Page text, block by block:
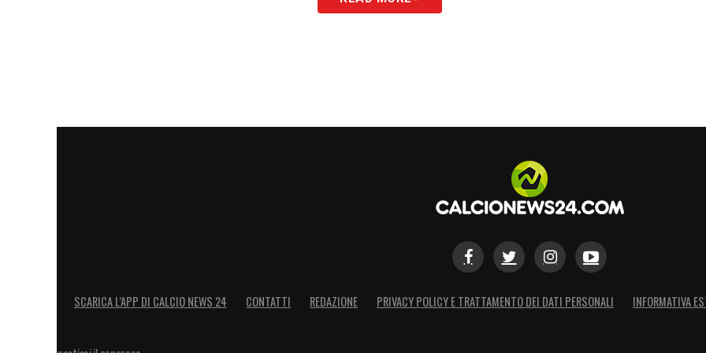
SCARICA L’APP DI CALCIO NEWS 24 CONTATTI REDAZIONE PRIVACY POLICY E TRATTAMENTO DEI DATI PERSONALI INFORMATIVA